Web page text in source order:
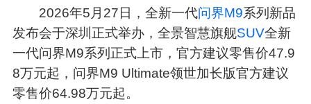
2026年5月27日，全新一代问界M9系列新品
发布会于深圳正式举办，全景智慧旗舰SUV全新
一代问界M9系列正式上市，官方建议零售价47.9
8万元起，问界M9 Ultimate领世加长版官方建议
零售价64.98万元起。